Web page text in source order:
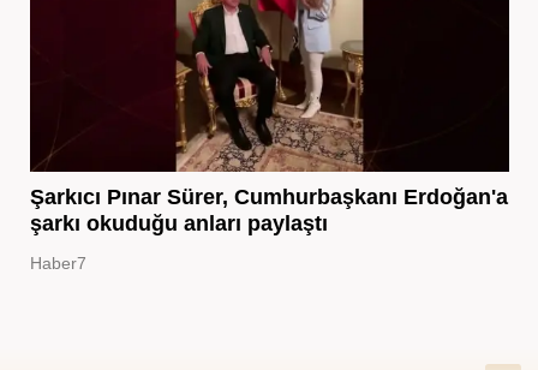
Şarkıcı Pınar Sürer, Cumhurbaşkanı Erdoğan'a
şarkı okuduğu anları paylaştı
Haber7